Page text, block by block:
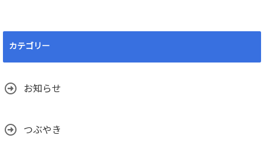
カテゴリー
お知らせ
つぶやき